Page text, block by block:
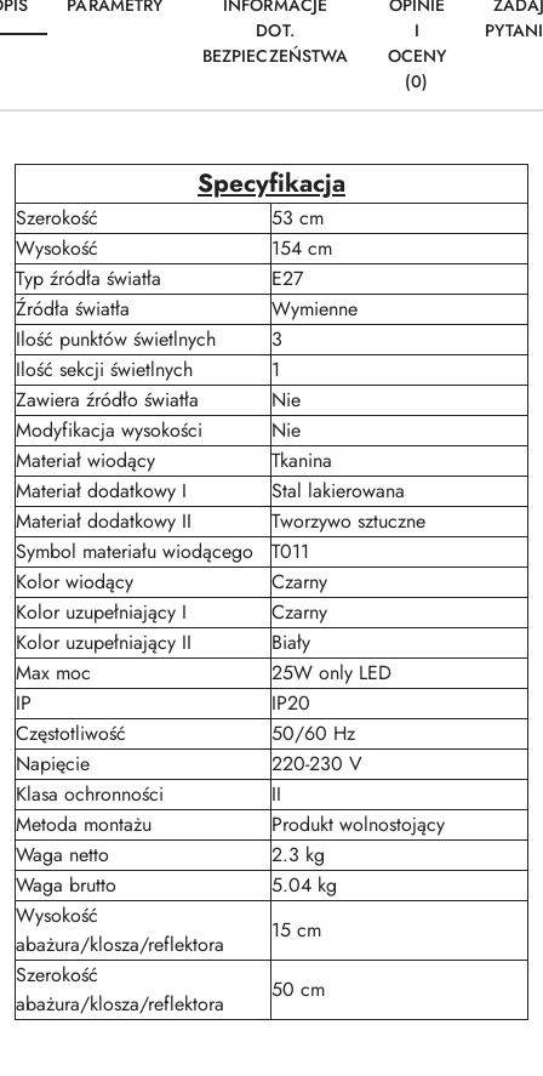
DOT.
BEZPIECZEŃSTWA
I
OCENY
(0)
Specyfikacja
Szerokość
53 cm
Wysokość
154 cm
Typ źródła światła
E27
Źródła światła
Wymienne
Ilość punktów świetlnych
3
Ilość sekcji świetlnych
1
Zawiera źródło światła
Nie
Modyfikacja wysokości
Nie
Materiał wiodący
Tkanina
Materiał dodatkowy I
Stal lakierowana
Materiał dodatkowy II
Tworzywo sztuczne
Symbol materiału wiodącego
T011
Kolor wiodący
Czarny
Kolor uzupełniający I
Czarny
Kolor uzupełniający II
Biały
Max moc
25W only LED
IP
IP20
Częstotliwość
50/60 Hz
Napięcie
220-230 V
Klasa ochronności
II
Metoda montażu
Produkt wolnostojący
Waga netto
2.3 kg
Waga brutto
5.04 kg
Wysokość
abażura/klosza/reflektora
15 cm
Szerokość
abażura/klosza/reflektora
50 cm